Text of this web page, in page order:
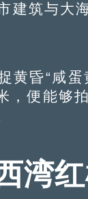
建筑与大
昏“咸蛋
，便能够
湾